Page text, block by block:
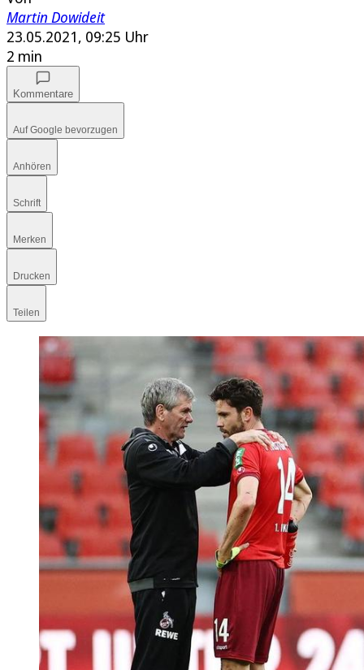
Martin Dowideit
23.05.2021, 09:25 Uhr
2 min
Kommentare
Auf Google bevorzugen
Anhören
Schrift
Merken
Drucken
Teilen